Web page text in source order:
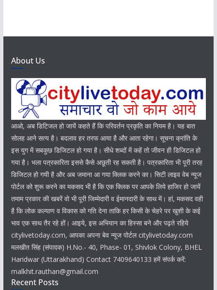
About Us
आओ, अब डिटिजल हो जायें कहते हैं कि परिवर्तन प्रकृति का नियम है। यह बात
सोलह आने सत्य है। बदलाव हर तरफ आया है और आता रहेगा। सूचना क्रांति के
इस युग में सबकुछ डिजिटल हो गया है। सीधे शब्दों में कहें तो जीवन ही डिजिटल हो
गया है। भला पत्रकारिता इससे कैसे अछूती रह सकती है। पत्रकारिता भी पूरी तरह
डिजिटल हो गयी है और अब जमाना आ गया क्लिक करने का। सिटी लाइव वेब न्यूज
पोर्टल को शुरू करने का मकसद भी है कि एक क्लिक पर आपके लिये हाजिर हो जायें
तमाम प्रकार की खबरें वो भी पूरी जिम्मेदारी व ईमानदारी के साथ में। हां, मकसद वही
है कि लोक कल्याण व विकास को गति देना ताकि हर किसी के चेहरे पर खुशी के कई
भाव एक साथ तैर रहे हों। आइये, इस अभियान का हिस्सा बने और पढ़ते रहिये
citylivetoday.com, आपका अपना बेव न्यूज पोर्टल citylivetoday.com
मलखीत सिंह (संपादक) H.No.- 40, Phase- 01, Shivlok Colony, BHEL
Haridwar (Uttarakhand) Contact 7409640133 हमें संपर्क करें:
malkhit.rauthan@gmail.com
Recent Posts